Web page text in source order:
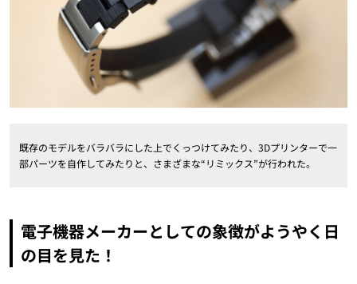
既存のモデルをバラバラにした上でくっつけてみたり、3Dプリンターで一
部パーツを自作してみたりと、さまざまな“リミックス”が行われた。
電子機器メーカーとしての象徴がようやく日
の目を見た！